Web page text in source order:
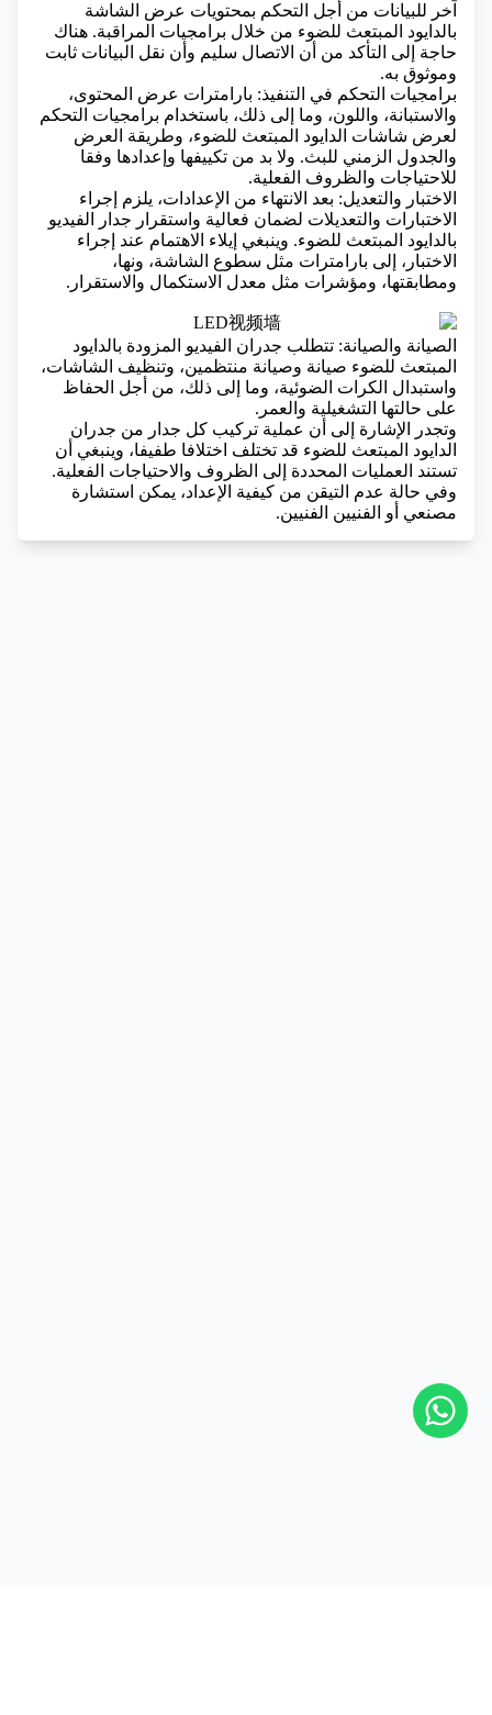
آخر للبيانات من أجل التحكم بمحتويات عرض الشاشة
بالدايود المبتعث للضوء من خلال برامجيات المراقبة. هناك
حاجة إلى التأكد من أن الاتصال سليم وأن نقل البيانات ثابت
وموثوق به.
برامجيات التحكم في التنفيذ: بارامترات عرض المحتوى،
والاستبانة، واللون، وما إلى ذلك، باستخدام برامجيات التحكم
لعرض شاشات الدايود المبتعث للضوء، وطريقة العرض
والجدول الزمني للبث. ولا بد من تكييفها وإعدادها وفقا
للاحتياجات والظروف الفعلية.
الاختبار والتعديل: بعد الانتهاء من الإعدادات، يلزم إجراء
الاختبارات والتعديلات لضمان فعالية واستقرار جدار الفيديو
بالدايود المبتعث للضوء. وينبغي إيلاء الاهتمام عند إجراء
الاختبار، إلى بارامترات مثل سطوع الشاشة، ونها،
ومطابقتها، ومؤشرات مثل معدل الاستكمال والاستقرار.
الصيانة والصيانة: تتطلب جدران الفيديو المزودة بالدايود
المبتعث للضوء صيانة وصيانة منتظمين، وتنظيف الشاشات،
واستبدال الكرات الضوئية، وما إلى ذلك، من أجل الحفاظ
على حالتها التشغيلية والعمر.
وتجدر الإشارة إلى أن عملية تركيب كل جدار من جدران
الدايود المبتعث للضوء قد تختلف اختلافا طفيفا، وينبغي أن
تستند العمليات المحددة إلى الظروف والاحتياجات الفعلية.
وفي حالة عدم التيقن من كيفية الإعداد، يمكن استشارة
مصنعي أو الفنيين الفنيين.